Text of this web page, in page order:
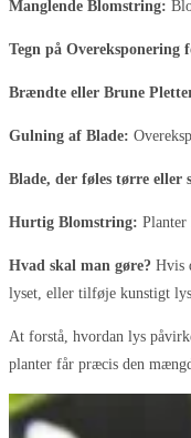
Manglende Blomstring:
Tegn på Overeksponering
Brændte eller Brune
Gulning af Blade:
Blade, der føles tørre eller
Hurtig Blomstring: Planter
Hvad skal man gøre? Hvis
lyset, eller tilføje kunstigt
At forstå, hvordan lys
planter får præcis den